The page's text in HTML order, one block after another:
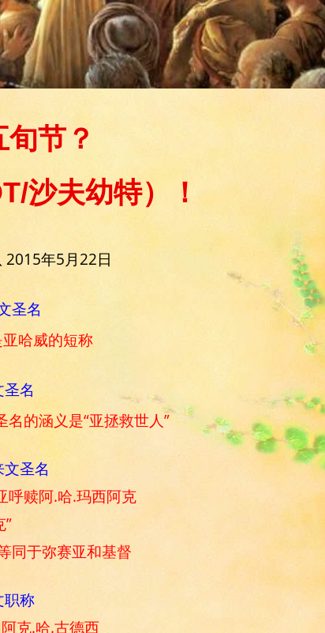
节？
沙夫幼特）！
2015年5月22日
圣名
哈威的短称
名
名的涵义是“亚拯救世人”
圣名
呼赎阿.哈.玛西阿克
”
同于弥赛亚和基督
职称
克.哈.古德西